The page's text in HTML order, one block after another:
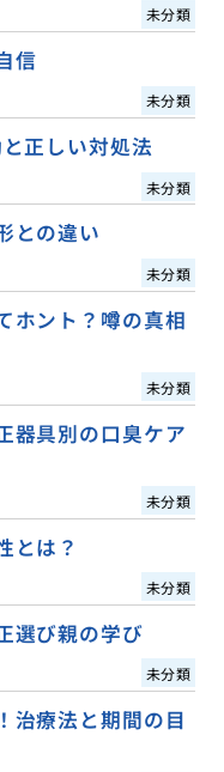
未分類
信
未分類
正しい対処法
未分類
との違い
未分類
ホント？噂の真相
未分類
器具別の口臭ケア
未分類
とは？
未分類
選び親の学び
未分類
治療法と期間の目